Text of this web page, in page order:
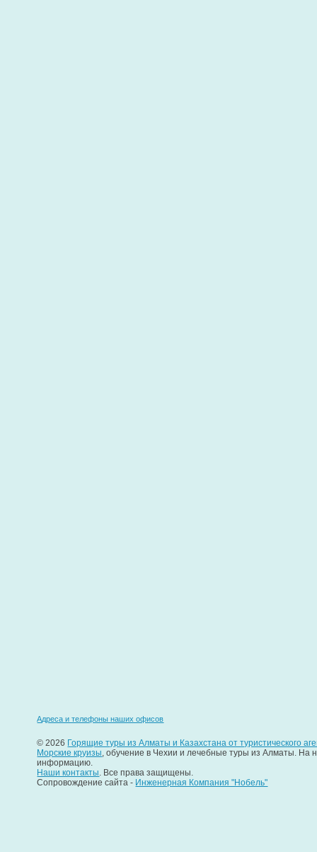
Адреса и телефоны наших офисов
© 2026 Горящие туры из Алматы и Казахстана от туристического
Морские круизы, обучение в Чехии и лечебные туры из Алматы.
информацию.
Наши контакты. Все права защищены.
Сопровождение сайта - Инженерная Компания "Нобель"